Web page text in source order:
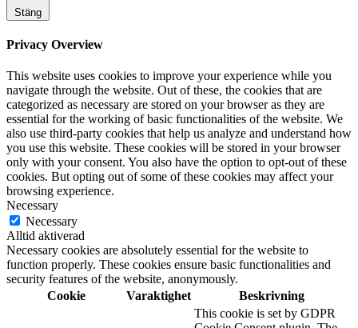
Stäng
Privacy Overview
This website uses cookies to improve your experience while you
navigate through the website. Out of these, the cookies that are
categorized as necessary are stored on your browser as they are
essential for the working of basic functionalities of the website. We
also use third-party cookies that help us analyze and understand how
you use this website. These cookies will be stored in your browser
only with your consent. You also have the option to opt-out of these
cookies. But opting out of some of these cookies may affect your
browsing experience.
Necessary
Necessary
Alltid aktiverad
Necessary cookies are absolutely essential for the website to
function properly. These cookies ensure basic functionalities and
security features of the website, anonymously.
Cookie
Varaktighet Beskrivning
This cookie is set by GDPR